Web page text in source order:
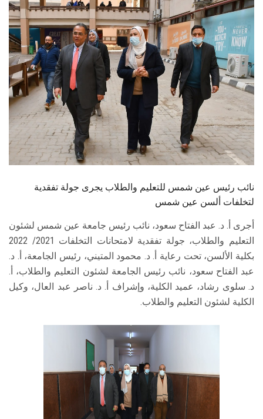
الطلاب
هيئة التدريس
الدراسات العليا
الخريجين
الموظفون
الزائـرون
نائب رئيس عين شمس للتعليم والطلاب يجرى جولة تفقدية
لتخلفات ألسن عين شمس
أجرى أ. د. عبد الفتاح سعود، نائب رئيس جامعة عين شمس لشئون
التعليم والطلاب، جولة تفقدية لامتحانات التخلفات 2021/ 2022
بكلية الألسن، تحت رعاية أ. د. محمود المتيني، رئيس الجامعة، أ. د.
عبد الفتاح سعود، نائب رئيس الجامعة لشئون التعليم والطلاب، أ.
د. سلوى رشاد، عميد الكلية، وإشراف أ. د. ناصر عبد العال، وكيل
الكلية لشئون التعليم والطلاب.